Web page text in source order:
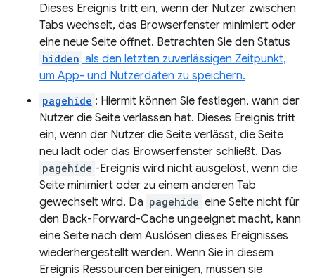
Dieses Ereignis tritt ein, wenn der Nutzer zwischen
Tabs wechselt, das Browserfenster minimiert oder
eine neue Seite öffnet. Betrachten Sie den Status
hidden als den letzten zuverlässigen Zeitpunkt,
um App- und Nutzerdaten zu speichern.
pagehide : Hiermit können Sie festlegen, wann der
Nutzer die Seite verlassen hat. Dieses Ereignis tritt
ein, wenn der Nutzer die Seite verlässt, die Seite
neu lädt oder das Browserfenster schließt. Das
pagehide -Ereignis wird nicht ausgelöst, wenn die
Seite minimiert oder zu einem anderen Tab
gewechselt wird. Da pagehide eine Seite nicht für
den Back-Forward-Cache ungeeignet macht, kann
eine Seite nach dem Auslösen dieses Ereignisses
wiederhergestellt werden. Wenn Sie in diesem
Ereignis Ressourcen bereinigen, müssen sie